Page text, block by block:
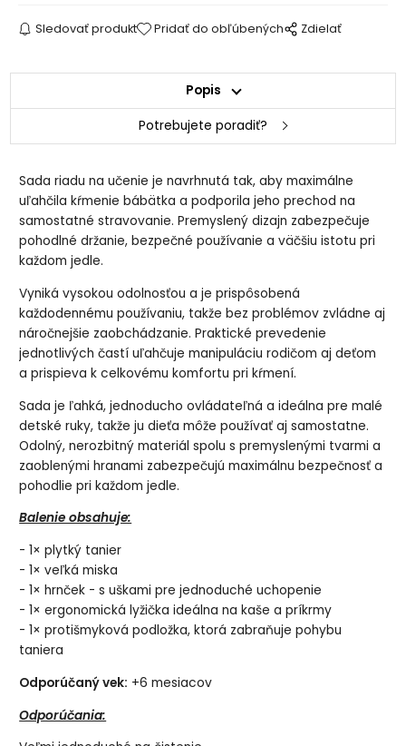
Sledovať produkt Pridať do obľúbených Zdielať
Popis
Potrebujete poradiť?
Sada riadu na učenie je navrhnutá tak, aby maximálne
uľahčila kŕmenie bábätka a podporila jeho prechod na
samostatné stravovanie. Premyslený dizajn zabezpečuje
pohodlné držanie, bezpečné používanie a väčšiu istotu pri
každom jedle.
Vyniká vysokou odolnosťou a je prispôsobená
každodennému používaniu, takže bez problémov zvládne aj
náročnejšie zaobchádzanie. Praktické prevedenie
jednotlivých častí uľahčuje manipuláciu rodičom aj deťom
a prispieva k celkovému komfortu pri kŕmení.
Sada je ľahká, jednoducho ovládateľná a ideálna pre malé
detské ruky, takže ju dieťa môže používať aj samostatne.
Odolný, nerozbitný materiál spolu s premyslenými tvarmi a
zaoblenými hranami zabezpečujú maximálnu bezpečnosť a
pohodlie pri každom jedle.
Balenie obsahuje:
- 1× plytký tanier
- 1× veľká miska
- 1× hrnček - s uškami pre jednoduché uchopenie
- 1× ergonomická lyžička ideálna na kaše a príkrmy
- 1× protišmyková podložka, ktorá zabraňuje pohybu
taniera
Odporúčaný vek: +6 mesiacov
Odporúčania: